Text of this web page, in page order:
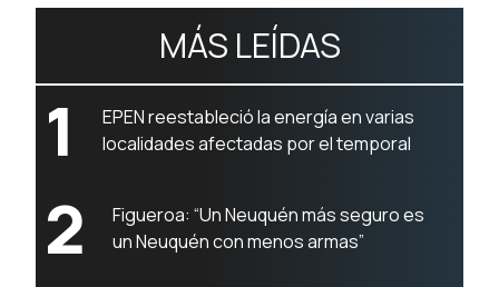
MÁS LEÍDAS
1
EPEN reestableció la energía en varias
localidades afectadas por el temporal
2
Figueroa: “Un Neuquén más seguro es
un Neuquén con menos armas”